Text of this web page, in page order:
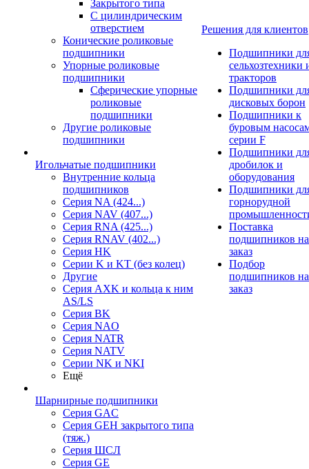
Закрытого типа
С цилиндрическим
отверстием
Конические роликовые
подшипники
Упорные роликовые
подшипники
Сферические упорные
роликовые
подшипники
Другие роликовые
подшипники
Игольчатые подшипники
Внутренние кольца
подшипников
Серия NA (424...)
Серия NAV (407...)
Серия RNA (425...)
Серия RNAV (402...)
Серия HK
Серии K и KT (без колец)
Другие
Серия AXK и кольца к ним
AS/LS
Серия BK
Серия NAO
Серия NATR
Серия NATV
Серии NK и NKI
Ещё
Шарнирные подшипники
Серия GAC
Серия GEH закрытого типа
(тяж.)
Серия ШСЛ
Серия GE
Решения для клиентов
Подшипники
сельхозтехники
тракторов
Подшипники
дисковых борон
Подшипники к
буровым
серии F
Подшипники
дробилок и
оборудования
Подшипники
горнорудной
Поставка
подшипников на
заказ
Подбор
подшипников на
заказ